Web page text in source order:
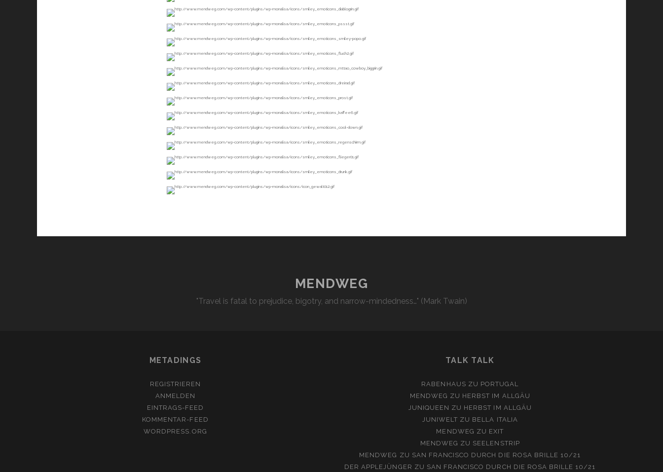
MENDWEG
"Travel is fatal to prejudice, bigotry, and narrow-mindedness…" (Mark Twain)
METADINGS
REGISTRIEREN
ANMELDEN
EINTRAGS-FEED
KOMMENTAR-FEED
WORDPRESS.ORG
TALK TALK
RABENHAUS ZU PORTUGAL
MENDWEG ZU HERBST IM ALLGÄU
JUNIQUEEN ZU HERBST IM ALLGÄU
JUNIWELT ZU BELLA ITALIA
MENDWEG ZU EXIT
MENDWEG ZU SEELENSTRIP
MENDWEG ZU SAN FRANCISCO DURCH DIE ROSA BRILLE 10/21
DER APPLEJÜNGER ZU SAN FRANCISCO DURCH DIE ROSA BRILLE 10/21